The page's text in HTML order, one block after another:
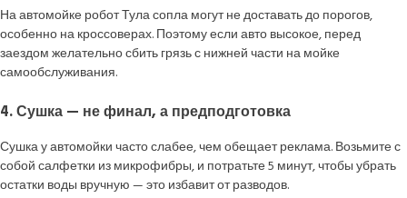
На автомойке робот Тула сопла могут не доставать до порогов,
особенно на кроссоверах. Поэтому если авто высокое, перед
заездом желательно сбить грязь с нижней части на мойке
самообслуживания.
4. Сушка — не финал, а предподготовка
Сушка у автомойки часто слабее, чем обещает реклама. Возьмите с
собой салфетки из микрофибры, и потратьте 5 минут, чтобы убрать
остатки воды вручную — это избавит от разводов.